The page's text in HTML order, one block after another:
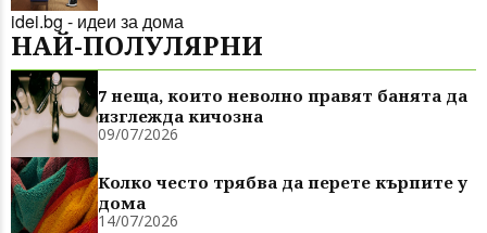
idei.bg - идеи за дома
НАЙ-ПОЛУЛЯРНИ
7 неща, които неволно правят банята да
изглежда кичозна
09/07/2026
Колко често трябва да перете кърпите у
дома
14/07/2026